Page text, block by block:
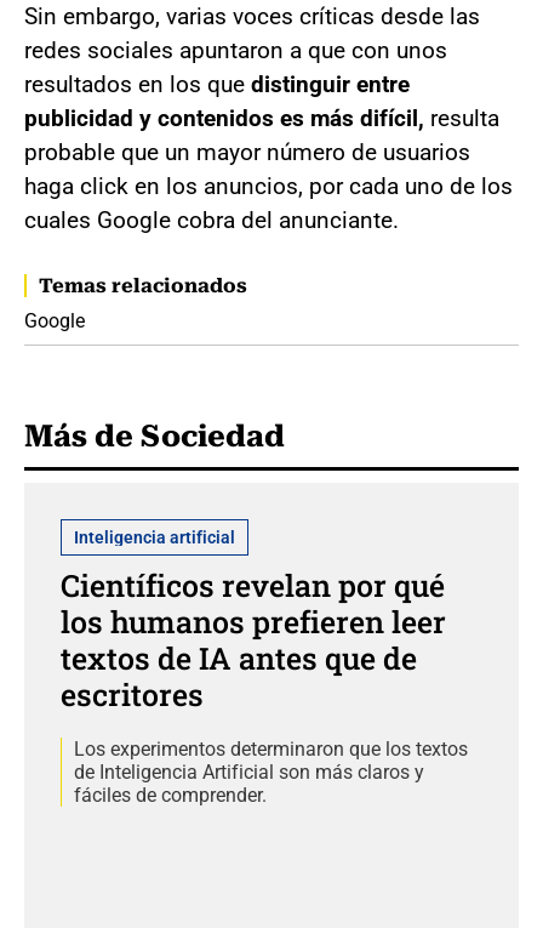
Sin embargo, varias voces críticas desde las
redes sociales apuntaron a que con unos
resultados en los que distinguir entre
publicidad y contenidos es más difícil, resulta
probable que un mayor número de usuarios
haga click en los anuncios, por cada uno de los
cuales Google cobra del anunciante.
Temas relacionados
Google
Más de Sociedad
Inteligencia artificial
Científicos revelan por qué
los humanos prefieren leer
textos de IA antes que de
escritores
Los experimentos determinaron que los textos
de Inteligencia Artificial son más claros y
fáciles de comprender.